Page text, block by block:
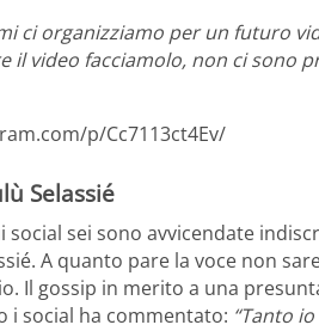
ci organizziamo per un futuro
il video facciamolo, non ci sono
p/Cc7113ct4Ev/
Selassié
social sei sono avvicendate
A quanto pare la voce non
Il gossip in merito a una
i social ha commentato: “Tanto